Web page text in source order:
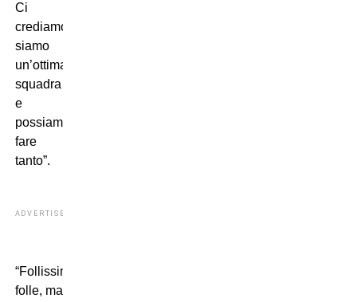
Ci
crediamo,
siamo
un’ottima
squadra
e
possiamo
fare
tanto”.
ADVERTISEMENT
“Follissima,
folle, ma